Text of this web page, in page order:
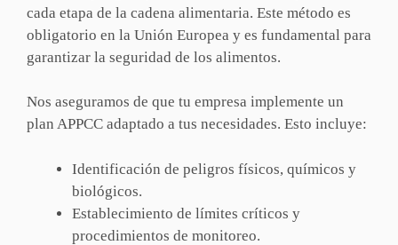
cada etapa de la cadena alimentaria. Este método es
obligatorio en la Unión Europea y es fundamental para
garantizar la seguridad de los alimentos.
Nos aseguramos de que tu empresa implemente un
plan APPCC adaptado a tus necesidades. Esto incluye:
Identificación de peligros físicos, químicos y
biológicos.
Establecimiento de límites críticos y
procedimientos de monitoreo.